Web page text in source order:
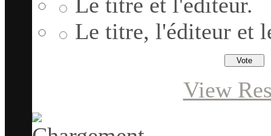
Le titre et l'éditeur.
Le titre, l'éditeur et
View